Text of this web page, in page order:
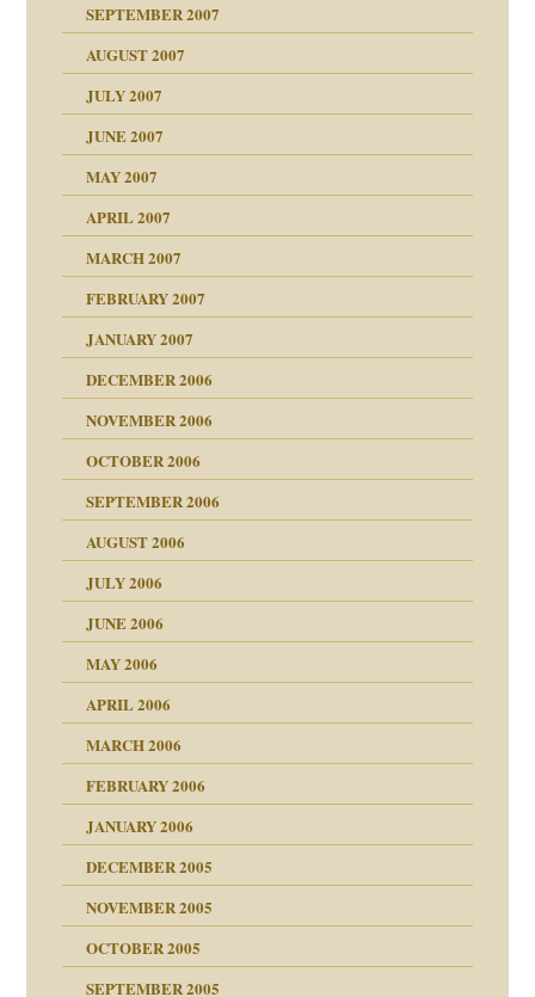
in meiner
voller Absicht!"
SEPTEMBER 2007
AUGUST 2007
JULY 2007
JUNE 2007
MAY 2007
APRIL 2007
MARCH 2007
FEBRUARY 2007
JANUARY 2007
DECEMBER 2006
NOVEMBER 2006
OCTOBER 2006
SEPTEMBER 2006
AUGUST 2006
JULY 2006
JUNE 2006
MAY 2006
APRIL 2006
MARCH 2006
FEBRUARY 2006
JANUARY 2006
DECEMBER 2005
NOVEMBER 2005
OCTOBER 2005
SEPTEMBER 2005